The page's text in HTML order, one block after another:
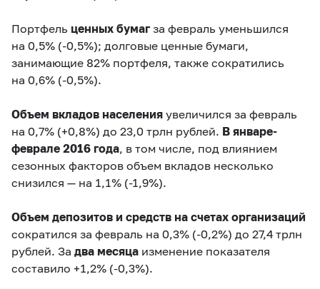
Портфель ценных бумагза февраль уменьшился
на 0,5% (-0,5%); долговые ценные бумаги,
занимающие 82% портфеля, также сократились
на 0,6% (-0,5%).
Объем вкладов населения увеличился за февраль
на 0,7% (+0,8%) до 23,0 трлн рублей. В январе-
феврале 2016 года , в том числе, под влиянием
сезонных факторов объем вкладов несколько
снизился — на 1,1% (-1,9%).
Объем депозитов и средств на счетах организаций
сократился за февраль на 0,3% (‑0,2%) до 27,4 трлн
рублей. За два месяца изменение показателя
составило +1,2% (-0,3%).